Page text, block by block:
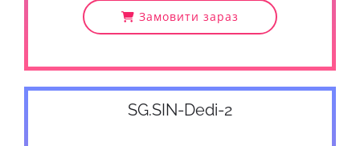
Замовити зараз
SG.SIN-Dedi-2